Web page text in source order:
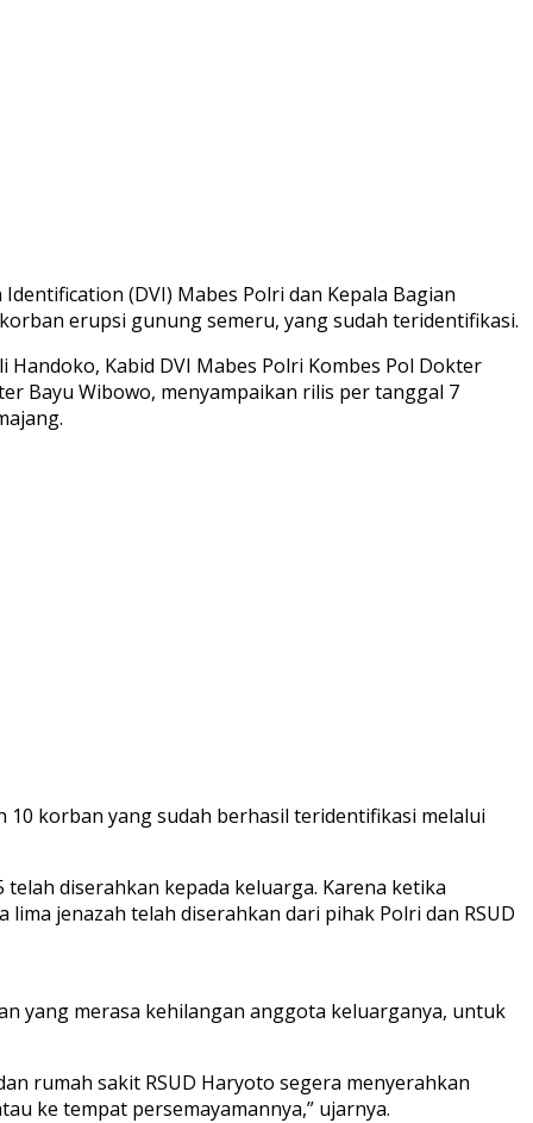
(DVI) Mabes Polri dan Kepala Bagian
erupsi gunung semeru, yang sudah teridentifikasi.
Handoko, Kabid DVI Mabes Polri Kombes Pol Dokter
Bayu Wibowo, menyampaikan rilis per tanggal 7
10 korban yang sudah berhasil teridentifikasi melalui
diserahkan kepada keluarga. Karena ketika
jenazah telah diserahkan dari pihak Polri dan RSUD
yang merasa kehilangan anggota keluarganya, untuk
rumah sakit RSUD Haryoto segera menyerahkan
ke tempat persemayamannya,” ujarnya.